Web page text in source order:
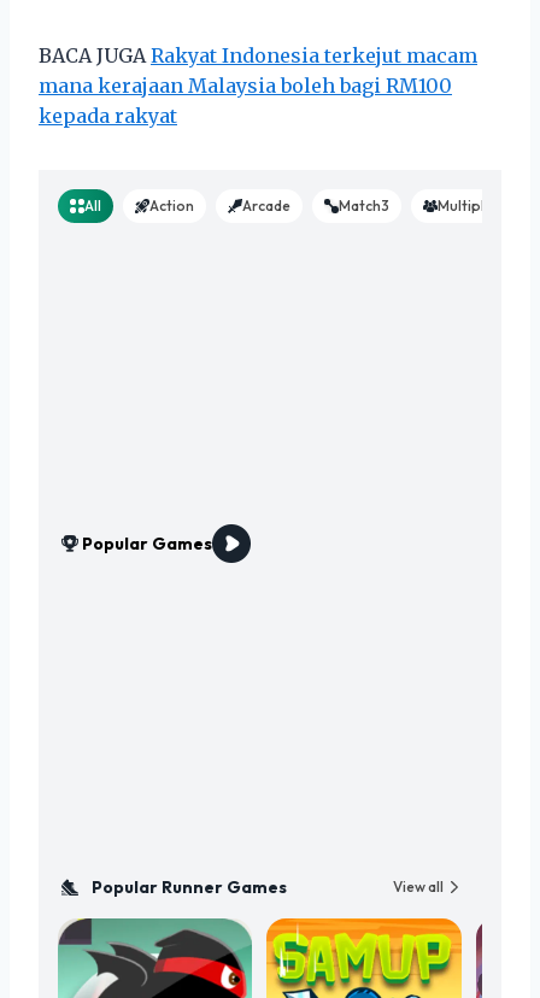
BACA JUGA Rakyat Indonesia terkejut macam
mana kerajaan Malaysia boleh bagi RM100
kepada rakyat